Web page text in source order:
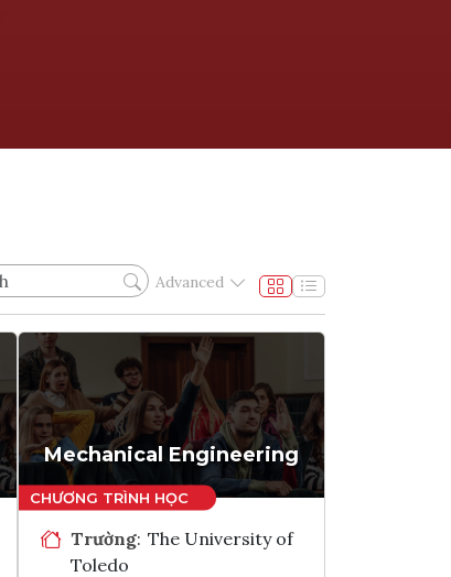
Advanced
Mechanical Engineering
Trường: The University of
Toledo